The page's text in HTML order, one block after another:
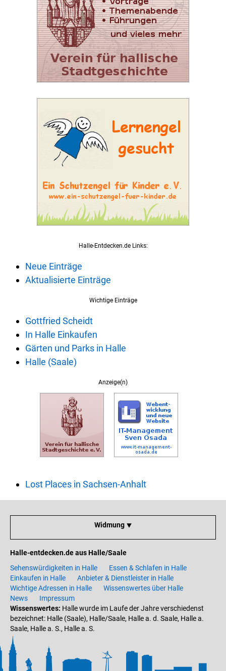
Halle-Entdecken.de Links:
Neue Einträge
Aktualisierte Einträge
Wichtige Einträge
Gottfried Scheidt
In Halle Einkaufen
Gärten und Parks in Halle
Halle (Saale)
Anzeige(n)
Lost Places in Sachsen-Anhalt
Widmung ⯆
Halle-entdecken.de aus Halle/Saale
Sehenswürdigkeiten in Halle
Essen & Schlafen in Halle
Einkaufen in Halle
Anbieter & Dienstleister in Halle
Wichtige Adressen in Halle
Wissenswertes über Halle
News
Impressum
Wissenswertes: Halle wurde im Laufe der Jahre verschiedenst
bezeichnet: Halle (Saale), Halle/Saale, Halle a. d. Saale, Halle a.
Saale, Halle a. S., Halle a. S.